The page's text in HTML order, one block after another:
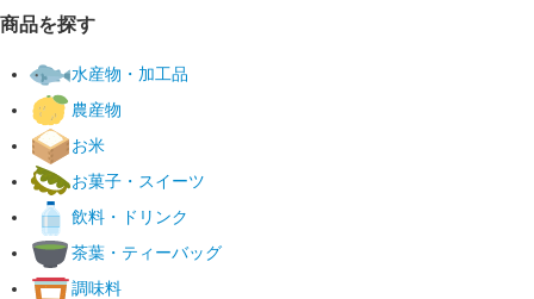
商品を探す
水産物・加工品
農産物
お米
お菓子・スイーツ
飲料・ドリンク
茶葉・ティーバッグ
調味料